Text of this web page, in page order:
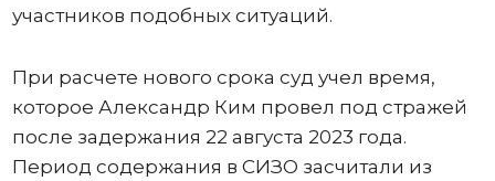
участников подобных ситуаций.
При расчете нового срока суд учел время,
которое Александр Ким провел под стражей
после задержания 22 августа 2023 года.
Период содержания в СИЗО засчитали из